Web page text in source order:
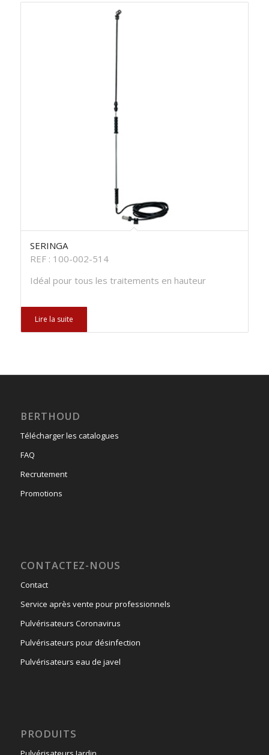
SERINGA
REF : 100-002-514
Idéal pour tous les traitements en hauteur
Lire la suite
BERTHOUD
Télécharger les catalogues
FAQ
Recrutement
Promotions
CONTACTEZ-NOUS
Contact
Service après vente pour professionnels
Pulvérisateurs Coronavirus
Pulvérisateurs pour désinfection
Pulvérisateurs eau de javel
PRODUITS